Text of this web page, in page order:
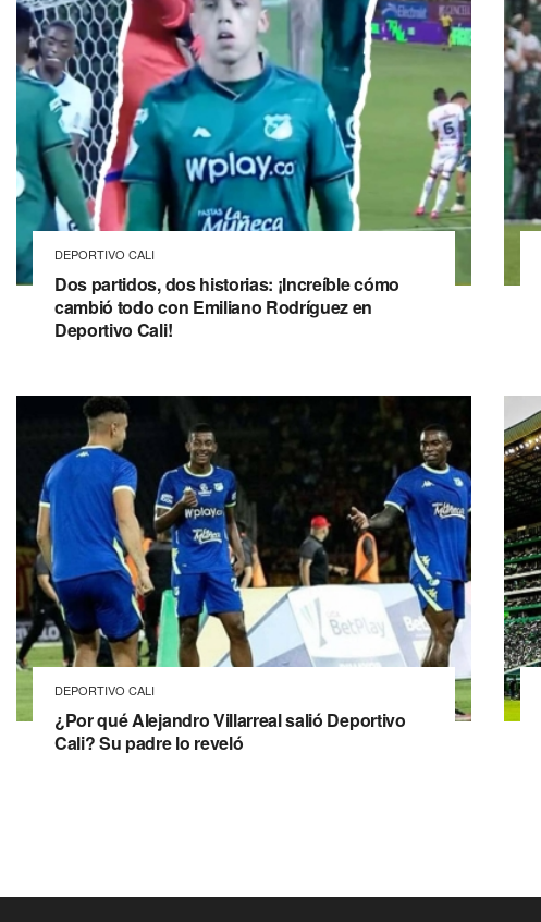
DEPORTIVO CALI
Dos partidos, dos historias: ¡Increíble cómo
cambió todo con Emiliano Rodríguez en
Deportivo Cali!
DEPORTIVO CALI
¿Por qué Alejandro Villarreal salió Deportivo
Cali? Su padre lo reveló